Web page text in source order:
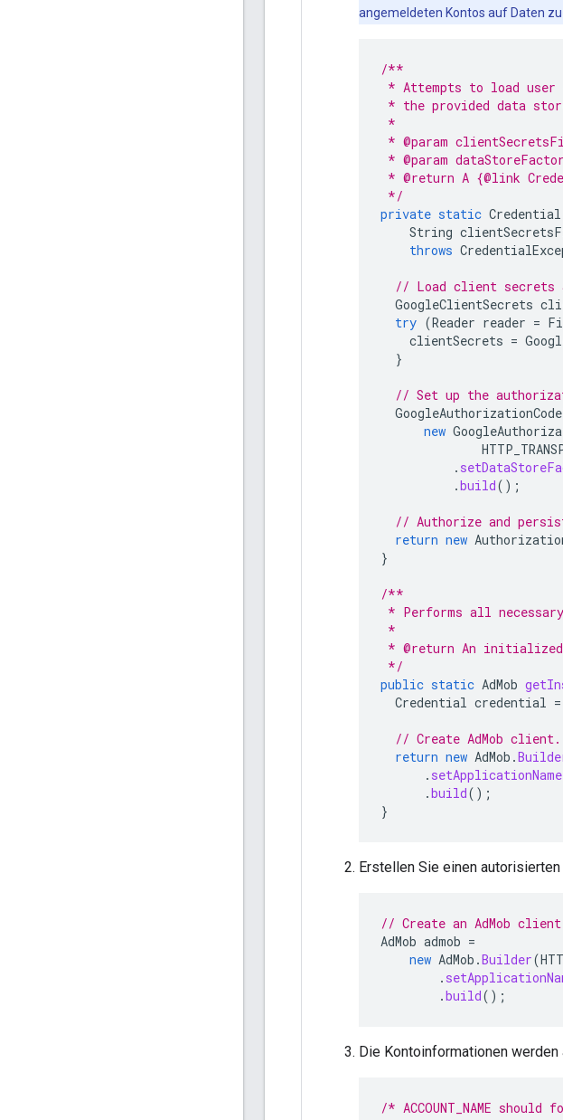
angemeldeten Kontos auf Daten
/**
* Attempts to load
* the provided data
*
* @param
* @param
* @return A {@link
*/
private static Credential
String
throws
// Load client secrets
GoogleClientSecrets
try (Reader reader =
clientSecrets =
}
// Set up the
new
.
.build();
// Authorize and
return new
}
/**
* Performs all
*
* @return An initialized
*/
public static AdMob
Credential credential =
// Create AdMob client.
return new AdMob .
. setApplicationName
.build();
}
Erstellen Sie einen
// Create an AdMob
AdMob admob =
new AdMob .Builder(
.
.build();
Die Kontoinformationen werden
/* ACCOUNT_NAME should